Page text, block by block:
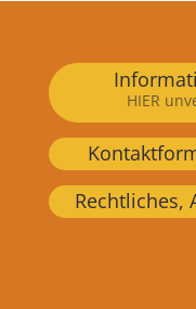
HIER
Rechtliches,